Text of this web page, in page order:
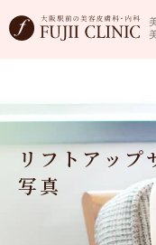
リフトアッ
写真